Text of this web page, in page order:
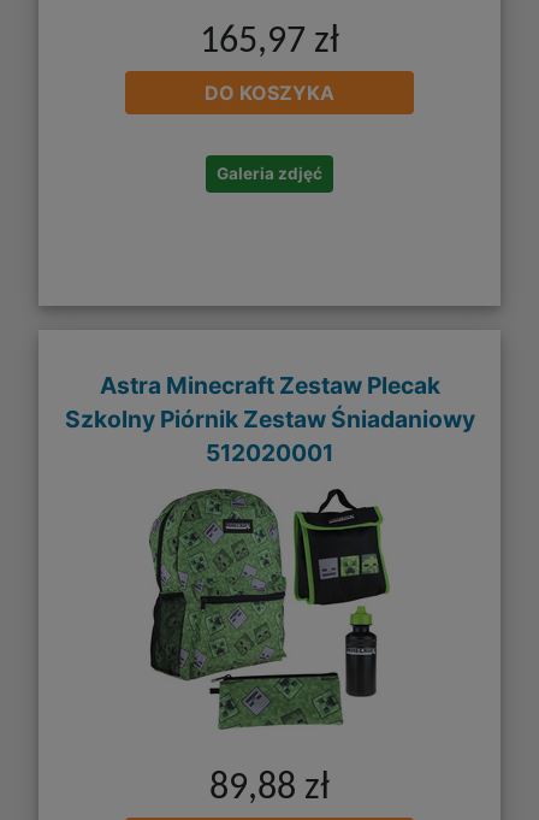
165,97 zł
DO KOSZYKA
Galeria zdjęć
Astra Minecraft Zestaw Plecak
Szkolny Piórnik Zestaw Śniadaniowy
512020001
89,88 zł